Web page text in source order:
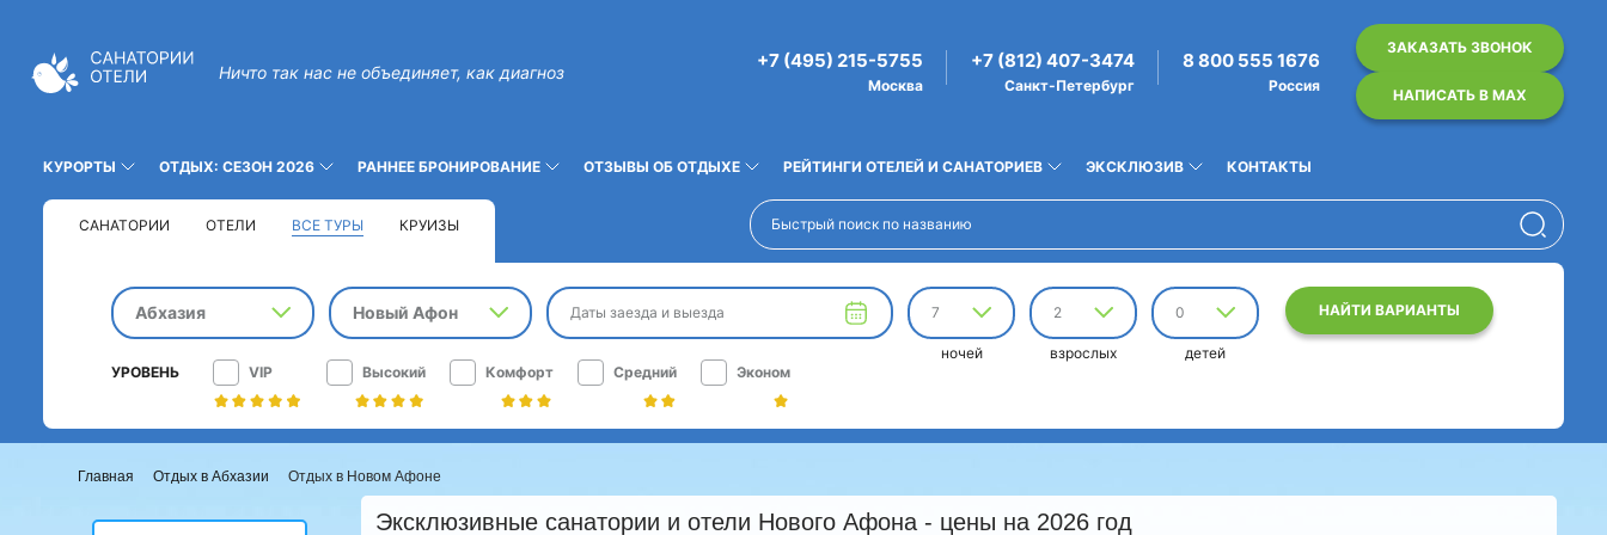
Ничто так нас не объединяет, как диагноз
+7 (495) 215-5755
Москва
+7 (812) 407-3474
Санкт-Петербург
8 800 555 1676
Россия
ЗАКАЗАТЬ ЗВОНОК
НАПИСАТЬ В MAX
КУРОРТЫ ОТДЫХ: СЕЗОН 2026 РАННЕЕ БРОНИРОВАНИЕ ОТЗЫВЫ ОБ ОТДЫХЕ РЕЙТИНГИ ОТЕЛЕЙ И САНАТОРИЕВ ЭКСКЛЮЗИВ КОНТАКТЫ
САНАТОРИИ ОТЕЛИ ВСЕ ТУРЫ КРУИЗЫ
Абхазия Новый Афон Даты заезда и выезда 7
ночей
2
взрослых
0
детей
НАЙТИ ВАРИАНТЫ
УРОВЕНЬ VIP Высокий Комфорт Средний Эконом
Главная Отдых в Абхазии Отдых в Новом Афоне
Эксклюзивные санатории и отели Нового Афона - цены на 2026 год